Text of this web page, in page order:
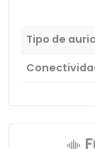
Tipo de